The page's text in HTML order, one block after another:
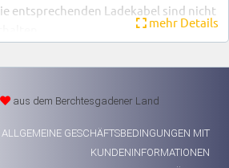
entsprechenden Ladekabel sind nicht
A (18W) Anschluss
3.0), Power Delivery, USB
Überstrom, Übertemperatur
mehr Details
aus dem Berchtesgadener Land
ALLGEMEINE GESCHÄFTSBEDINGUNGEN MIT
KUNDENINFORMATIONEN